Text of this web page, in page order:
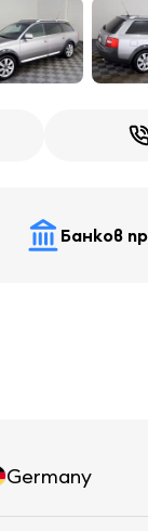
Банков
Germany